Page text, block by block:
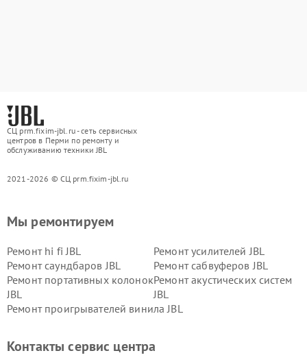
СЦ prm.fixim-jbl.ru - сеть сервисных
центров в Перми по ремонту и
обслуживанию техники JBL
2021-2026 © СЦ prm.fixim-jbl.ru
Мы ремонтируем
Ремонт hi fi JBL
Ремонт усилителей JBL
Ремонт саундбаров JBL
Ремонт сабвуферов JBL
Ремонт портативных колонок
JBL
Ремонт акустических систем
JBL
Ремонт проигрывателей винила JBL
Контакты сервис центра